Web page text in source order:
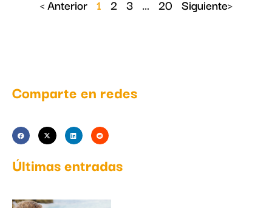
< Anterior 1 2 3 … 20 Siguiente>
Comparte en redes
Últimas entradas